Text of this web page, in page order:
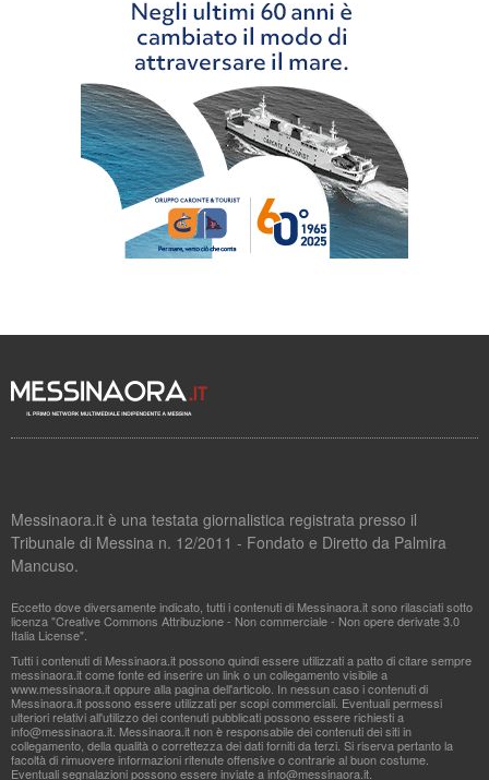
Messinaora.it è una testata giornalistica registrata presso il
Tribunale di Messina n. 12/2011 - Fondato e Diretto da Palmira
Mancuso.
Eccetto dove diversamente indicato, tutti i contenuti di Messinaora.it sono rilasciati sotto
licenza "Creative Commons Attribuzione - Non commerciale - Non opere derivate 3.0
Italia License".
Tutti i contenuti di Messinaora.it possono quindi essere utilizzati a patto di citare sempre
messinaora.it come fonte ed inserire un link o un collegamento visibile a
www.messinaora.it oppure alla pagina dell'articolo. In nessun caso i contenuti di
Messinaora.it possono essere utilizzati per scopi commerciali. Eventuali permessi
ulteriori relativi all'utilizzo dei contenuti pubblicati possono essere richiesti a
info@messinaora.it . Messinaora.it non è responsabile dei contenuti dei siti in
collegamento, della qualità o correttezza dei dati forniti da terzi. Si riserva pertanto la
facoltà di rimuovere informazioni ritenute offensive o contrarie al buon costume.
Eventuali segnalazioni possono essere inviate ainfo@messinaora.it